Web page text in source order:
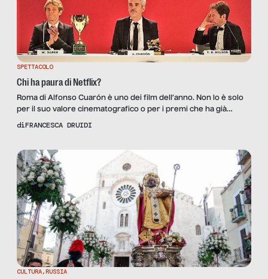
SPETTACOLO
Chi ha paura di Netflix?
Roma di Alfonso Cuarón è uno dei film dell’anno. Non lo è solo
per il suo valore cinematografico o per i premi che ha già
ottenuto e otterrà: Roma segna soprattutto l’apice dello
Esperanto Filmoj e Participant […]
diFRANCESCA DRUIDI
CULTURA,RUSSIA